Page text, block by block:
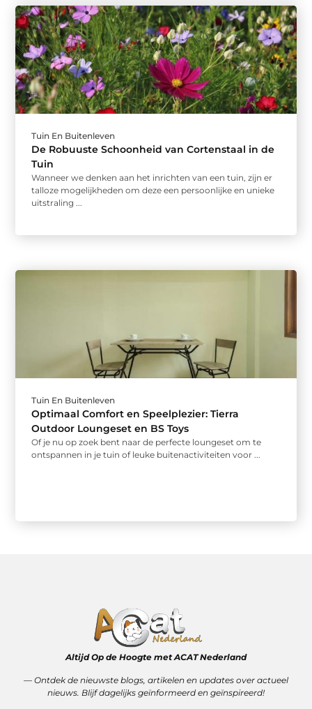
Tuin En Buitenleven
De Robuuste Schoonheid van Cortenstaal in de
Tuin
Wanneer we denken aan het inrichten van een tuin, zijn er
talloze mogelijkheden om deze een persoonlijke en unieke
uitstraling ...
Tuin En Buitenleven
Optimaal Comfort en Speelplezier: Tierra
Outdoor Loungeset en BS Toys
Of je nu op zoek bent naar de perfecte loungeset om te
ontspannen in je tuin of leuke buitenactiviteiten voor ...
Altijd Op de Hoogte met ACAT Nederland
–– Ontdek de nieuwste blogs, artikelen en updates over actueel
nieuws. Blijf dagelijks geïnformeerd en geïnspireerd!